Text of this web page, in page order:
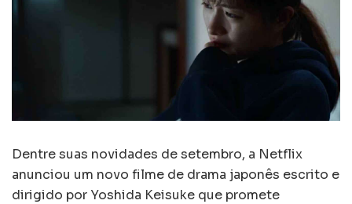
Dentre suas novidades de setembro, a Netflix
anunciou um novo filme de drama japonês escrito e
dirigido por Yoshida Keisuke que promete